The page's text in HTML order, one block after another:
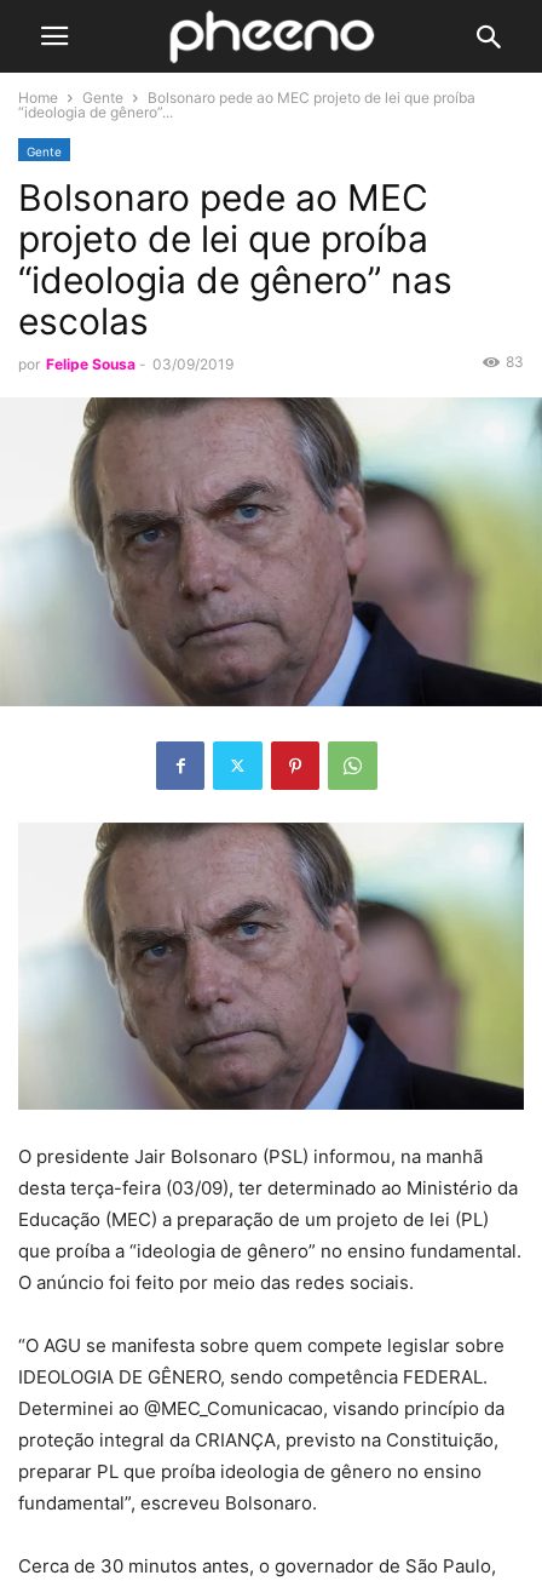
Home Gente
Bolsonaro pede ao MEC projeto de lei que proíba
“ideologia de gênero”...
Gente
Bolsonaro pede ao MEC
projeto de lei que proíba
“ideologia de gênero” nas
escolas
por Felipe Sousa - 03/09/2019 83
O presidente Jair Bolsonaro (PSL) informou, na manhã
desta terça-feira (03/09), ter determinado ao Ministério da
Educação (MEC) a preparação de um projeto de lei (PL)
que proíba a “ideologia de gênero” no ensino fundamental.
O anúncio foi feito por meio das redes sociais.
“O AGU se manifesta sobre quem compete legislar sobre
IDEOLOGIA DE GÊNERO, sendo competência FEDERAL.
Determinei ao @MEC_Comunicacao, visando princípio da
proteção integral da CRIANÇA, previsto na Constituição,
preparar PL que proíba ideologia de gênero no ensino
fundamental”, escreveu Bolsonaro.
Cerca de 30 minutos antes, o governador de São Paulo,